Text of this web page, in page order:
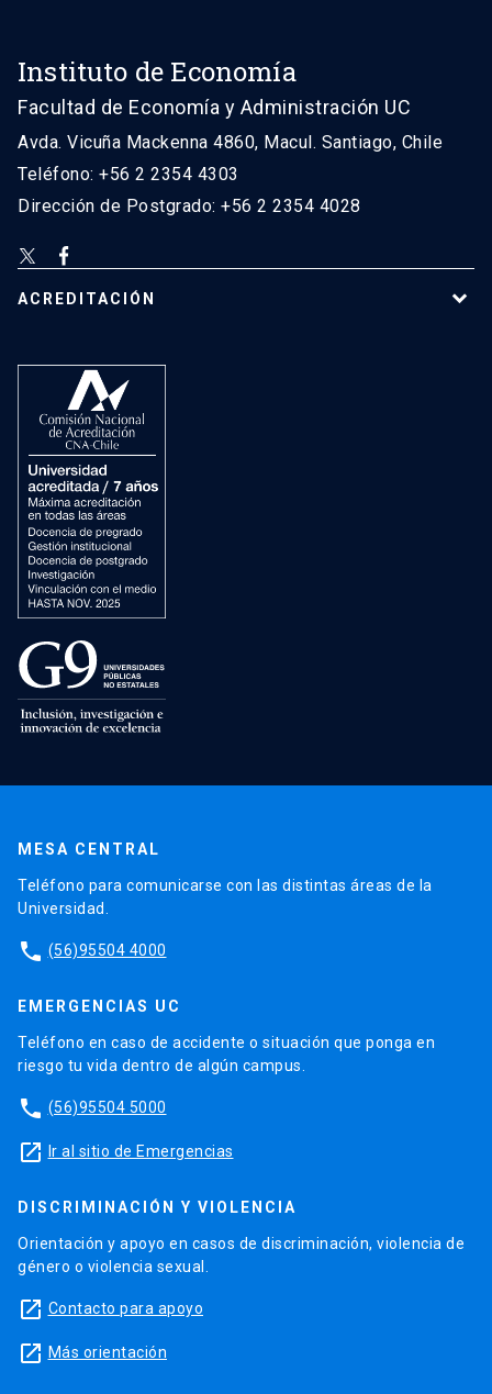
Instituto de Economía
Facultad de Economía y Administración UC
Avda. Vicuña Mackenna 4860, Macul. Santiago, Chile
Teléfono: +56 2 2354 4303
Dirección de Postgrado: +56 2 2354 4028
ACREDITACIÓN
MESA CENTRAL
Teléfono para comunicarse con las distintas áreas de la
Universidad.
phone (56)95504 4000
EMERGENCIAS UC
Teléfono en caso de accidente o situación que ponga en
riesgo tu vida dentro de algún campus.
phone (56)95504 5000
launch Ir al sitio de Emergencias
DISCRIMINACIÓN Y VIOLENCIA
Orientación y apoyo en casos de discriminación, violencia de
género o violencia sexual.
launch Contacto para apoyo
launch Más orientación